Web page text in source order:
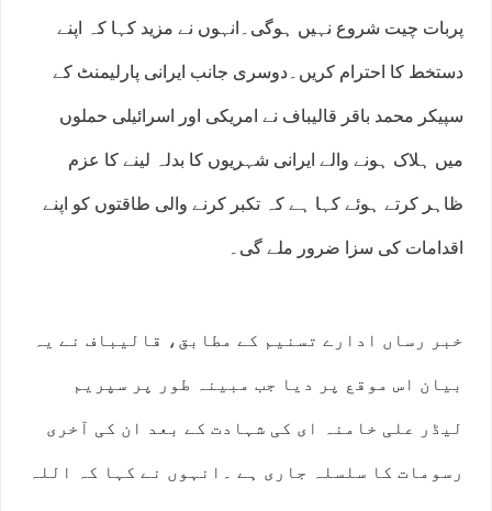
پربات چیت شروع نہیں ہوگی۔انہوں نے مزید کہا کہ اپنے
دستخط کا احترام کریں۔دوسری جانب ایرانی پارلیمنٹ کے
سپیکر محمد باقر قالیباف نے امریکی اور اسرائیلی حملوں
میں ہلاک ہونے والے ایرانی شہریوں کا بدلہ لینے کا عزم
ظاہر کرتے ہوئے کہا ہے کہ تکبر کرنے والی طاقتوں کو اپنے
اقدامات کی سزا ضرور ملے گی۔
خبر رساں ادارے تسنیم کے مطابق، قالیباف نے یہ
بیان اس موقع پر دیا جب مبینہ طور پر سپریم
لیڈر علی خامنہ ای کی شہادت کے بعد ان کی آخری
رسومات کا سلسلہ جاری ہے ۔انہوں نے کہا کہ اللہ